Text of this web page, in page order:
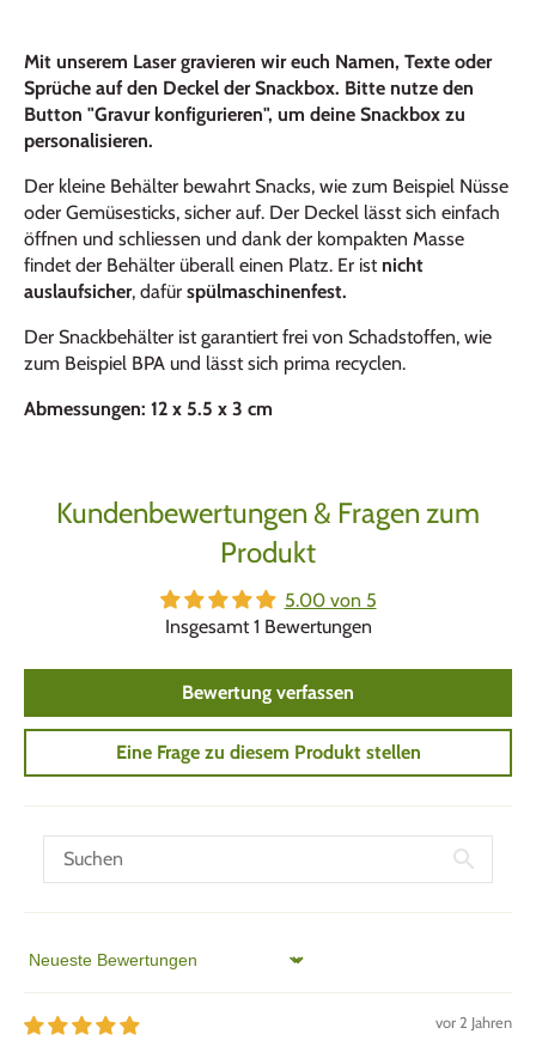
Mit unserem Laser gravieren wir euch Namen, Texte oder
Sprüche auf den Deckel der Snackbox. Bitte nutze den
Button "Gravur konfigurieren", um deine Snackbox zu
personalisieren.
Der kleine Behälter bewahrt Snacks, wie zum Beispiel Nüsse
oder Gemüsesticks, sicher auf. Der Deckel lässt sich einfach
öffnen und schliessen und dank der kompakten Masse
findet der Behälter überall einen Platz. Er ist nicht
auslaufsicher, dafür spülmaschinenfest.
Der Snackbehälter ist garantiert frei von Schadstoffen, wie
zum Beispiel BPA und lässt sich prima recyclen.
Abmessungen: 12 x 5.5 x 3 cm
Kundenbewertungen & Fragen zum
Produkt
5.00 von 5
Insgesamt 1 Bewertungen
Bewertung verfassen
Eine Frage zu diesem Produkt stellen
Sort by
vor 2 Jahren